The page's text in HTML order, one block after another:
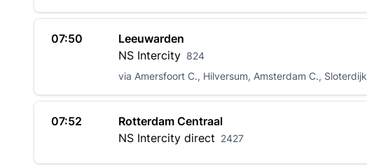
07:50
Leeuwarden
NS Intercity 824
via Amersfoort C., Hilversum, Amsterdam C., Sloterdijk
07:52
Rotterdam Centraal
NS Intercity direct 2427